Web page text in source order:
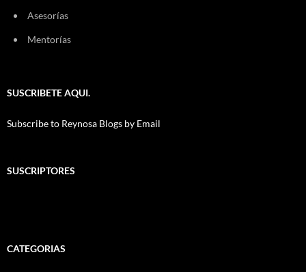
Asesorías
Mentorías
SUSCRIBETE AQUI.
Subscribe to Reynosa Blogs by Email
SUSCRIPTORES
CATEGORIAS